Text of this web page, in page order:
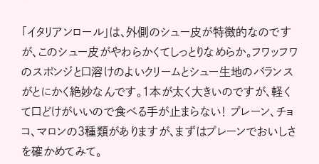
「イタリアンロール」は、外側のシュー皮が特徴的なのです
が、このシュー皮がやわらかくてしっとりなめらか。フワッフワ
のスポンジと口溶けのよいクリームとシュー生地のバランス
がとにかく絶妙なんです。１本が太く大きいのですが、軽く
て口どけがいいので食べる手が止まらない！ プレーン、チョ
コ、マロンの３種類がありますが、まずはプレーンでおいしさ
を確かめてみて。